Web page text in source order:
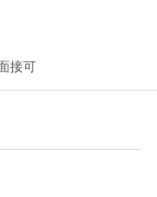
接可